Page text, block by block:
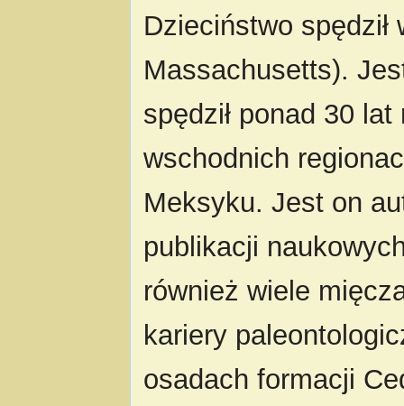
Dzieciństwo
Massachusetts).
spędził ponad 30
wschodnich
Meksyku. Jest on
publikacji
również wiele
kariery
osadach formacji